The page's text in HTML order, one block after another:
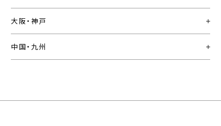
大阪・神戸
中国・九州